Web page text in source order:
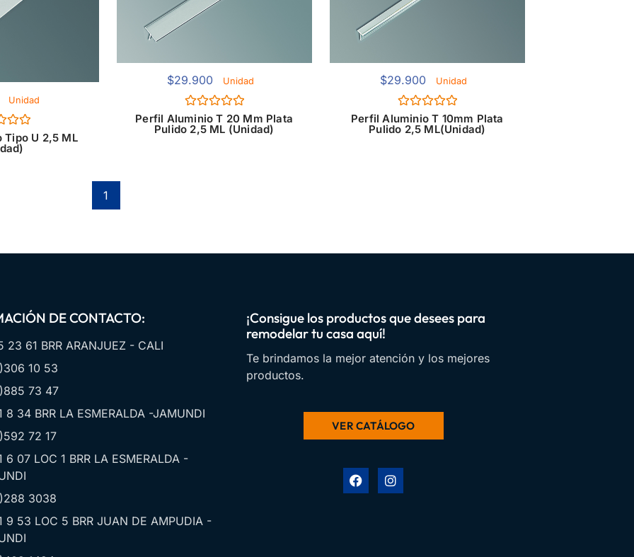
Unidad
U 2,5 ML
$29.900 Unidad
Valorado
con
0
Perfil Aluminio T 20 Mm Plata
Pulido 2,5 ML (Unidad)
$29.900 Unidad
Valorado
con
0
Perfil Aluminio T 10mm Plata
Pulido 2,5 ML(Unidad)
1
DE CONTACTO:
23 61 BRR ARANJUEZ - CALI
10 53
73 47
8 34 BRR LA ESMERALDA -JAMUNDI
72 17
6 07 LOC 1 BRR LA ESMERALDA -
3038
9 53 LOC 5 BRR JUAN DE AMPUDIA -
¡Consigue los productos que desees para
remodelar tu casa aquí!
Te brindamos la mejor atención y los mejores
productos.
VER CATÁLOGO